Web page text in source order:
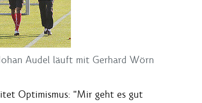
Audel läuft mit Gerhard Wörn
Optimismus: "Mir geht es gut